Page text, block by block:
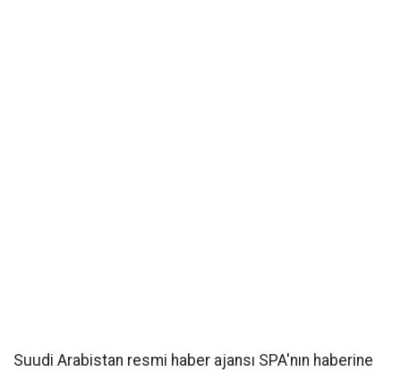
Suudi Arabistan resmi haber ajansı SPA'nın haberine